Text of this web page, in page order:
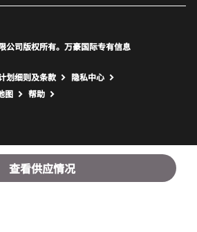
查看供应情况
公司版权所有。万豪国际专有信息
划细则及条款
隐私中心
图 打开新窗口
帮助